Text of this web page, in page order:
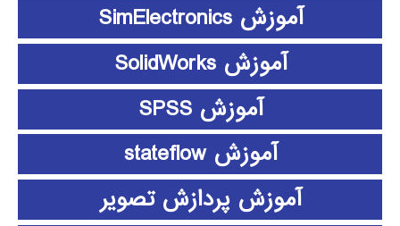
آموزش SimElectronics
آموزش SolidWorks
آموزش SPSS
آموزش stateflow
آموزش پردازش تصویر